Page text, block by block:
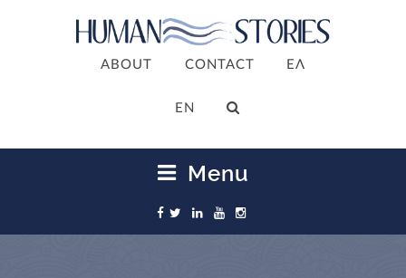
ABOUT CONTACT ΕΛ
ΕΝ
Menu